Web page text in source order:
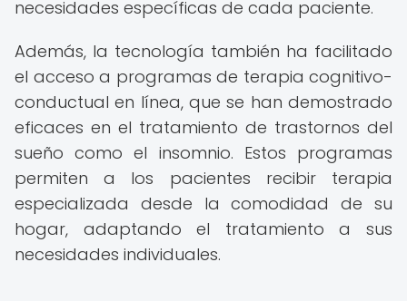
necesidades específicas de cada paciente.
Además, la tecnología también ha facilitado
el acceso a programas de terapia cognitivo-
conductual en línea, que se han demostrado
eficaces en el tratamiento de trastornos del
sueño como el insomnio. Estos programas
permiten a los pacientes recibir terapia
especializada desde la comodidad de su
hogar, adaptando el tratamiento a sus
necesidades individuales.